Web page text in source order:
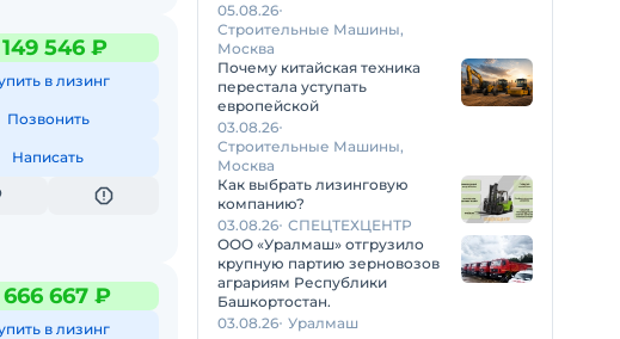
149 546 ₽
в лизинг
Позвонить
Написать
667 ₽
в лизинг
05.08.26
Строительные Машины,
Москва
Почему китайская техника
перестала уступать
европейской
03.08.26
Строительные Машины,
Москва
Как выбрать лизинговую
компанию?
03.08.26 СПЕЦТЕХЦЕНТР
ООО «Уралмаш» отгрузило
крупную партию зерновозов
аграриям Республики
Башкортостан.
03.08.26 Уралмаш